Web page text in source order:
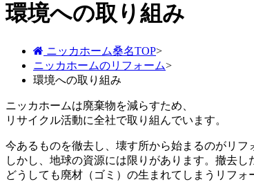
環境への取り組み
ニッカホーム桑名TOP>
ニッカホームのリフォーム>
環境への取り組み
ニッカホームは廃棄物を減らすため、
リサイクル活動に全社で取り組んでいます。
今あるものを徹去し、壊す所から始まるのがリフ
しかし、地球の資源には限りがあります。撤去
どうしても廃材（ゴミ）の生まれてしまうリフ